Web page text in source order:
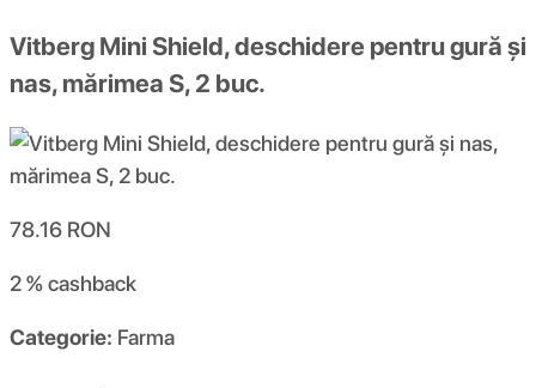
Vitberg Mini Shield, deschidere pentru gură și
nas, mărimea S, 2 buc.
78.16 RON
2 %cashback
Categorie: Farma